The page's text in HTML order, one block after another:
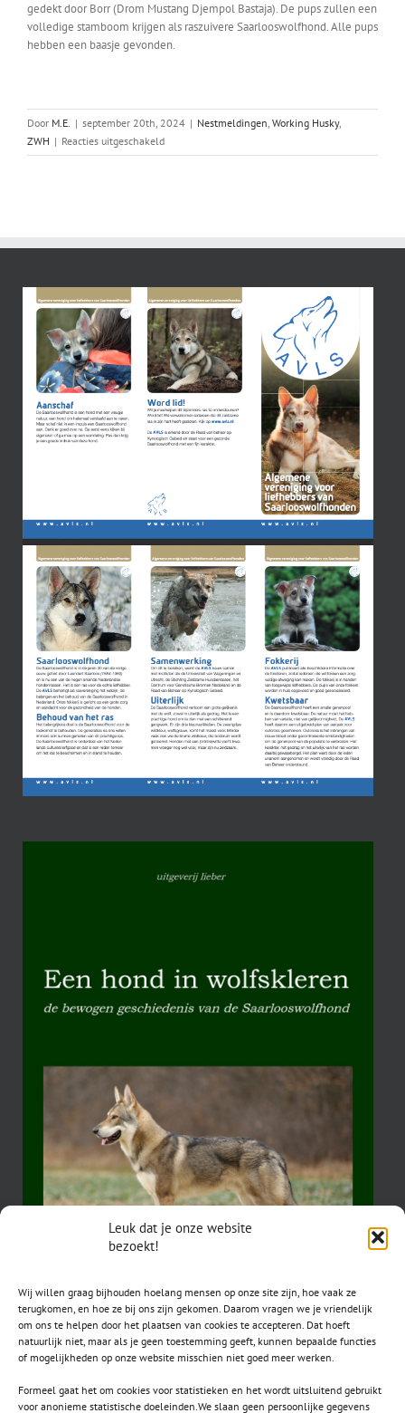
Leuk dat je onze website
bezoekt!
Wij willen graag bijhouden hoelang mensen op onze site zijn, hoe vaak ze
terugkomen, en hoe ze bij ons zijn gekomen. Daarom vragen we je vriendelijk
om ons te helpen door het plaatsen van cookies te accepteren. Dat hoeft
natuurlijk niet, maar als je geen toestemming geeft, kunnen bepaalde functies
of mogelijkheden op onze website misschien niet goed meer werken.
Formeel gaat het om cookies voor statistieken en het wordt uitsluitend gebruikt
voor anonieme statistische doeleinden.We slaan geen persoonlijke gegevens
gedekt door Borr (Drom Mustang Djempol Bastaja). De pups zullen een
volledige stamboom krijgen als raszuivere Saarlooswolfhond. Alle pups
hebben een baasje gevonden.
Door M.E. | september 20th, 2024 | Nestmeldingen, Working Husky,
ZWH | Reacties uitgeschakeldvoor
Lea’s